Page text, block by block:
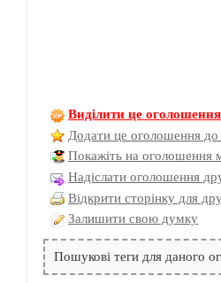
Виділити це оголошення
Додати це оголошення до
Покажіть на оголошення
Надіслати оголошення
Відкрити сторінку для
Залишити свою думку
Пошукові теги для даного